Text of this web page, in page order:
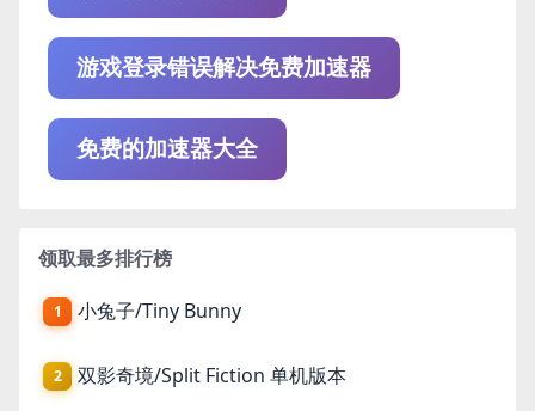
游戏登录错误解决免费加速器
免费的加速器大全
领取最多排行榜
1 小兔子/Tiny Bunny
2 双影奇境/Split Fiction 单机版本